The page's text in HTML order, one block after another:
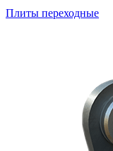
Плиты переходные